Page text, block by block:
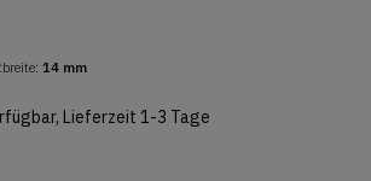
14 mm
Lieferzeit 1-3 Tage